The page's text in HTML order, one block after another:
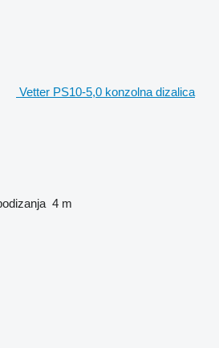
Vetter PS10-5,0 konzolna dizalica
4 m